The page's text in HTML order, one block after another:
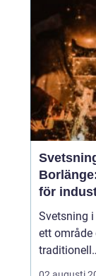
för
Svetsning
ett område
traditionell